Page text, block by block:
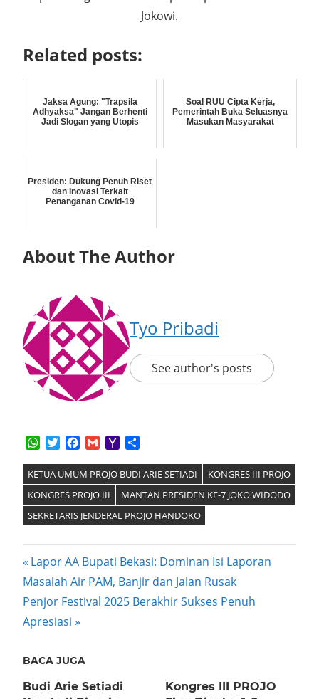
Jokowi.
Related posts:
Jaksa Agung: "Trapsila
Adhyaksa" Jangan Berhenti
Jadi Slogan yang Utopis
Soal RUU Cipta Kerja,
Pemerintah Buka Seluasnya
Masukan Masyarakat
Presiden: Dukung Penuh Riset
dan Inovasi Terkait
Penanganan Covid-19
About The Author
Tyo Pribadi
See author's posts
WhatsApp
TwitterFacebook
GmailYahoo
KETUA UMUM PROJO BUDI ARIE SETIADI
KONGRES III PROJO
KONGRES PROJO III
MANTAN PRESIDEN KE-7 JOKO WIDODO
SEKRETARIS JENDERAL PROJO HANDOKO
Post
navigation
Previous
Post:
Lapor AA Bupati Bekasi: Dominan Isi Laporan
Masalah Air PAM, Banjir dan Jalan Rusak
Next
Post:
Penjor Festival 2025 Berakhir Sukses Penuh
Apresiasi
BACA JUGA
Budi Arie Setiadi
Kongres III PROJO